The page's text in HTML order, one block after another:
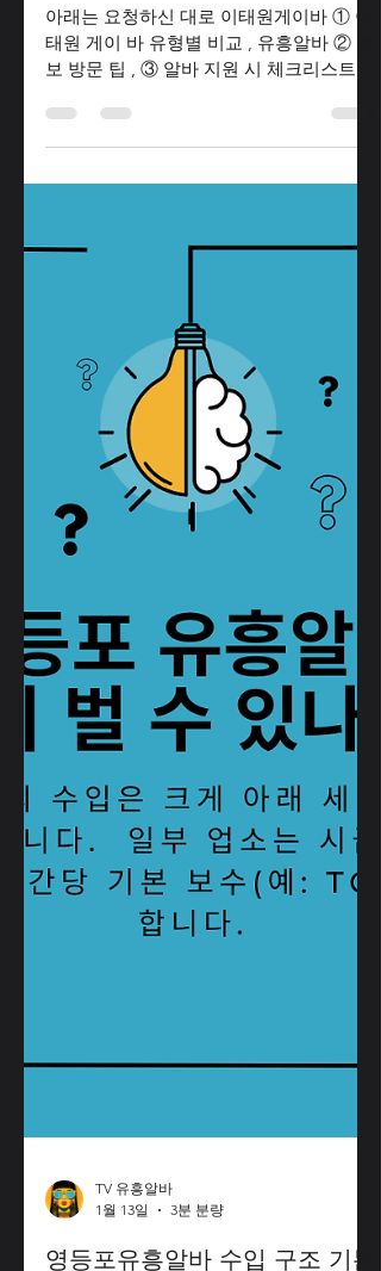
1월 15일
2분 분량
이태원게이바 유형별 비교,
보 방문 팁 , ③ 알바 지원 시 체크리스트 를
처음 접하는 분도 이해하기 쉽게 실전 기준
게이 바는 분위기·음악·손님층이 매우 뚜렷
테일 바 특징 조용한 음악, 대화 중심 좌석
위주 운영 칵테일·와인 비중 높음 손님층
30~40대 직장인, 외국인 거주자 매너 중심,
안정적인 분위기 장점 부담 없이 대화 가능
초보 방문자에게 가장 무난 알바도 업무 강
도 낮은 편 단점 화려한 분위기를 기대하면
심심할 수 있음 2) 댄스 바 / 클럽형 특징
DJ, EDM·팝 음악 스탠딩 위주 주말에 특히
붐빔 손님층 20~30대 외국인 관광객 비중